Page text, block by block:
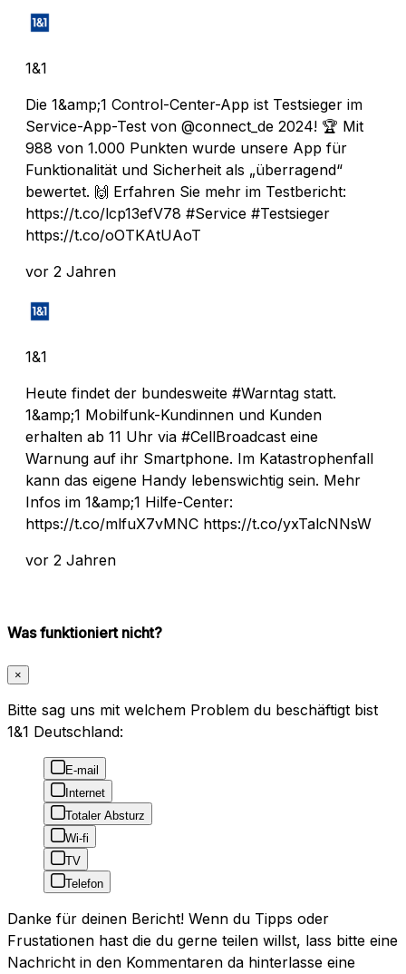
1&1
Die 1&amp;1 Control-Center-App ist Testsieger im
Service-App-Test von @connect_de 2024! 🏆 Mit
988 von 1.000 Punkten wurde unsere App für
Funktionalität und Sicherheit als „überragend“
bewertet. 🙌 Erfahren Sie mehr im Testbericht:
https://t.co/lcp13efV78 #Service #Testsieger
https://t.co/oOTKAtUAoT
vor 2 Jahren
1&1
Heute findet der bundesweite #Warntag statt.
1&amp;1 Mobilfunk-Kundinnen und Kunden
erhalten ab 11 Uhr via #CellBroadcast eine
Warnung auf ihr Smartphone. Im Katastrophenfall
kann das eigene Handy lebenswichtig sein. Mehr
Infos im 1&amp;1 Hilfe-Center:
https://t.co/mlfuX7vMNC https://t.co/yxTalcNNsW
vor 2 Jahren
Was funktioniert nicht?
×
Bitte sag uns mit welchem Problem du beschäftigt bist
1&1 Deutschland:
E-mail
Internet
Totaler Absturz
Wi-fi
TV
Telefon
Danke für deinen Bericht! Wenn du Tipps oder
Frustationen hast die du gerne teilen willst, lass bitte eine
Nachricht in den Kommentaren da hinterlasse eine